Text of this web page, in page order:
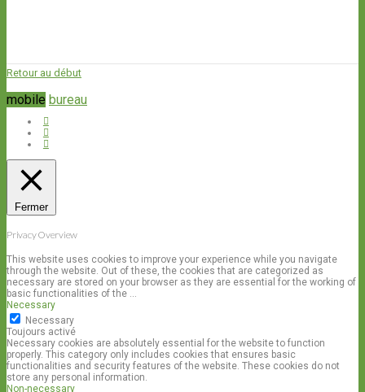
Retour au début
mobile bureau
Fermer
Privacy Overview
This website uses cookies to improve your experience while you navigate
through the website. Out of these, the cookies that are categorized as
necessary are stored on your browser as they are essential for the working of
basic functionalities of the ...
Necessary
Necessary
Toujours activé
Necessary cookies are absolutely essential for the website to function
properly. This category only includes cookies that ensures basic
functionalities and security features of the website. These cookies do not
store any personal information.
Non-necessary